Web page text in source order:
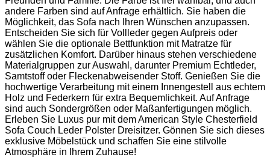
andere Farben sind auf Anfrage erhältlich. Sie haben die
Möglichkeit, das Sofa nach Ihren Wünschen anzupassen.
Entscheiden Sie sich für Vollleder gegen Aufpreis oder
wählen Sie die optionale Bettfunktion mit Matratze für
zusätzlichen Komfort. Darüber hinaus stehen verschiedene
Materialgruppen zur Auswahl, darunter Premium Echtleder,
Samtstoff oder Fleckenabweisender Stoff. Genießen Sie die
hochwertige Verarbeitung mit einem Innengestell aus echtem
Holz und Federkern für extra Bequemlichkeit. Auf Anfrage
sind auch Sondergrößen oder Maßanfertigungen möglich.
Erleben Sie Luxus pur mit dem American Style Chesterfield
Sofa Couch Leder Polster Dreisitzer. Gönnen Sie sich dieses
exklusive Möbelstück und schaffen Sie eine stilvolle
Atmosphäre in Ihrem Zuhause!